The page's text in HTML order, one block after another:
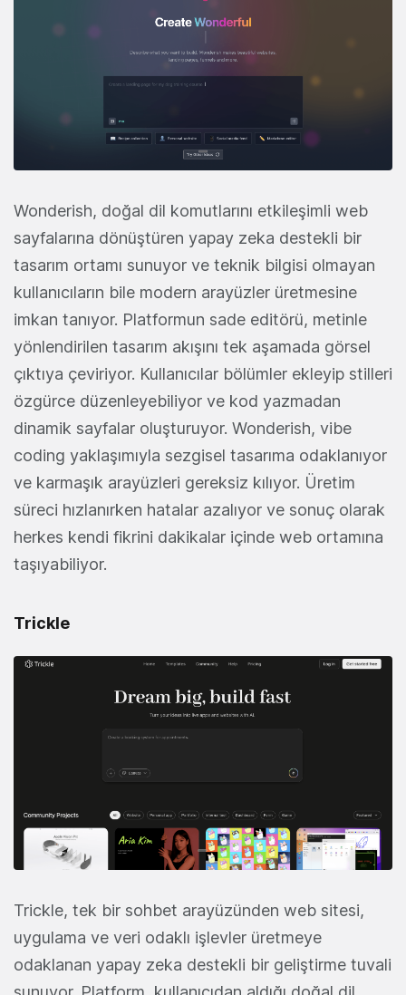
Wonderish, doğal dil komutlarını etkileşimli web
sayfalarına dönüştüren yapay zeka destekli bir
tasarım ortamı sunuyor ve teknik bilgisi olmayan
kullanıcıların bile modern arayüzler üretmesine
imkan tanıyor. Platformun sade editörü, metinle
yönlendirilen tasarım akışını tek aşamada görsel
çıktıya çeviriyor. Kullanıcılar bölümler ekleyip stilleri
özgürce düzenleyebiliyor ve kod yazmadan
dinamik sayfalar oluşturuyor. Wonderish, vibe
coding yaklaşımıyla sezgisel tasarıma odaklanıyor
ve karmaşık arayüzleri gereksiz kılıyor. Üretim
süreci hızlanırken hatalar azalıyor ve sonuç olarak
herkes kendi fikrini dakikalar içinde web ortamına
taşıyabiliyor.
Trickle
Trickle, tek bir sohbet arayüzünden web sitesi,
uygulama ve veri odaklı işlevler üretmeye
odaklanan yapay zeka destekli bir geliştirme tuvali